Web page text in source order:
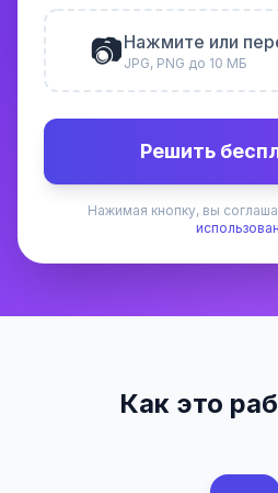
📷Нажмите или
JPG, PNG до 10 МБ
Решить
Нажимая кнопку, вы
Как это